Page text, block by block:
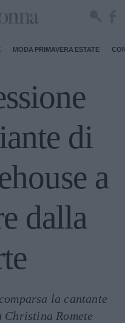
MODA PRIMAVERA ESTATE
di
a
dalla
la cantante
Romete